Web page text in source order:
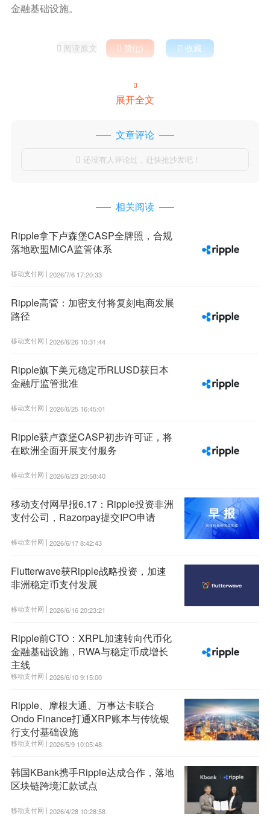
金融基础设施。
 阅读原文  赞()  收藏

展开全文
文章评论
 还没有人评论过，赶快抢沙发吧！
相关阅读
Ripple拿下卢森堡CASP全牌照，合规
落地欧盟MiCA监管体系
移动支付网 | 2026/7/6 17:20:33
Ripple高管：加密支付将复刻电商发展
路径
移动支付网 | 2026/6/26 10:31:44
Ripple旗下美元稳定币RLUSD获日本
金融厅监管批准
移动支付网 | 2026/6/25 16:45:01
Ripple获卢森堡CASP初步许可证，将
在欧洲全面开展支付服务
移动支付网 | 2026/6/23 20:58:40
移动支付网早报6.17：Ripple投资非洲
支付公司，Razorpay提交IPO申请
移动支付网 | 2026/6/17 8:42:43
Flutterwave获Ripple战略投资，加速
非洲稳定币支付发展
移动支付网 | 2026/6/16 20:23:21
Ripple前CTO：XRPL加速转向代币化
金融基础设施，RWA与稳定币成增长
主线
移动支付网 | 2026/6/10 9:15:00
Ripple、摩根大通、万事达卡联合
Ondo Finance打通XRP账本与传统银
行支付基础设施
移动支付网 | 2026/5/9 10:05:48
韩国KBank携手Ripple达成合作，落地
区块链跨境汇款试点
移动支付网 | 2026/4/28 10:28:58